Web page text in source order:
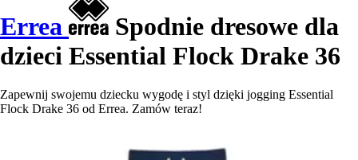
Errea
Spodnie dresowe dla
dzieci Essential Flock Drake 36
Zapewnij swojemu dziecku wygodę i styl dzięki jogging Essential
Flock Drake 36 od Errea. Zamów teraz!